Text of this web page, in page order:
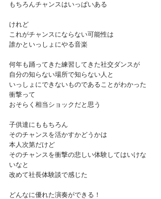
もちろんチャンスはいっぱいある
けれど
これがチャンスにならない可能性は
誰かといっしょにやる音楽
何年も踊ってきた練習してきた社交ダンスが
自分の知らない場所で知らない人と
いっしょにできないものであることがわかった
衝撃って
おそらく相当ショックだと思う
子供達にももちろん
そのチャンスを活かすかどうかは
本人次第だけど
そのチャンスを衝撃の悲しい体験してはいけな
いなと
改めて社長体験談で感じた
どんなに優れた演奏ができる！